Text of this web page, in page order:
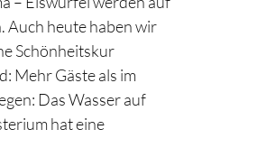
Auch heute haben wir
Schönheitskur
Mehr Gäste als im
Das Wasser auf
hat eine